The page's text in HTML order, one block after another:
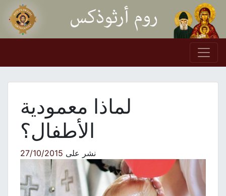
Skip to content
Main Navigation
لماذا معمودية
الأطفال؟
نشر على27/10/2015